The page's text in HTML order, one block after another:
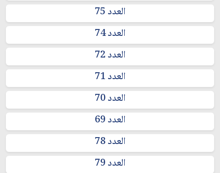
العدد 75
العدد 74
العدد 72
العدد 71
العدد 70
العدد 69
العدد 78
العدد 79